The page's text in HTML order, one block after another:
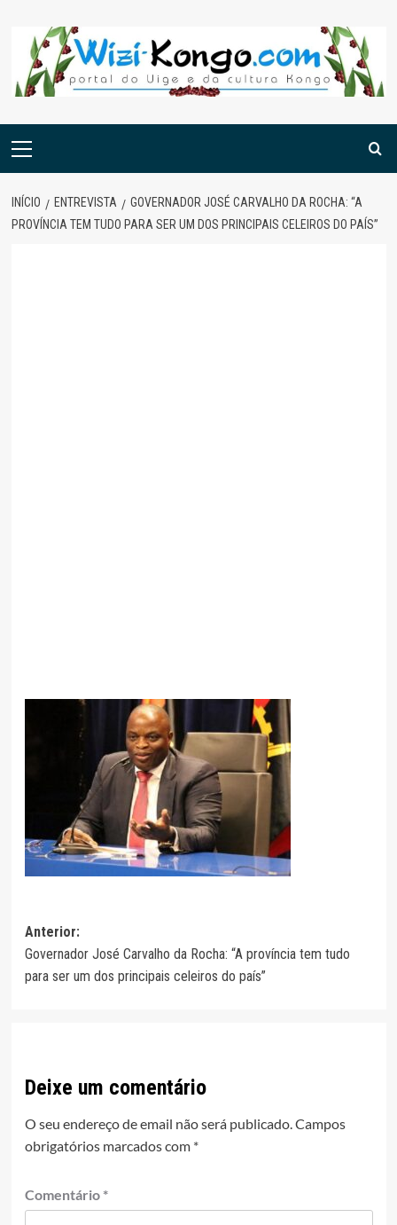
content
Menu
INÍCIO ENTREVISTA
GOVERNADOR JOSÉ CARVALHO DA ROCHA: “A
PROVÍNCIA TEM TUDO PARA SER UM DOS PRINCIPAIS CELEIROS DO PAÍS”
Navegação
de
artigos
Anterior:
Governador José Carvalho da Rocha: “A província tem tudo
para ser um dos principais celeiros do país”
Deixe um comentário
O seu endereço de email não será publicado.Campos
obrigatórios marcados com *
Comentário *